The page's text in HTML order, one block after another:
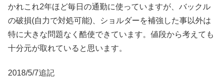
かれこれ2年ほど毎日の通勤に使っていますが、バックル
の破損(自力で対処可能)、ショルダーを補強した事以外は
特に大きな問題なく酷使できています。値段から考えても
十分元が取れていると思います。
2018/5/7追記